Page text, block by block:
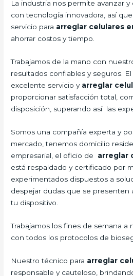
La industria nos permite avanzar
con tecnología innovadora, así
servicio para arreglar celulares
ahorrar costos y tiempo.
Trabajamos de la mano con
resultados confiables y seguros.
excelente servicio y arreglar
proporcionar satisfacción total,
disposición, superando así las
Somos una compañía experta y
mercado, tenemos domicilio
empresarial, el oficio de arreglar
está respaldado y certificado por
experimentados dispuestos a
despejar dudas que se presenten
tu dispositivo.
Trabajamos los fines de semana a
con todos los protocolos de
Nuestro técnico para arreglar
responsable y cauteloso,